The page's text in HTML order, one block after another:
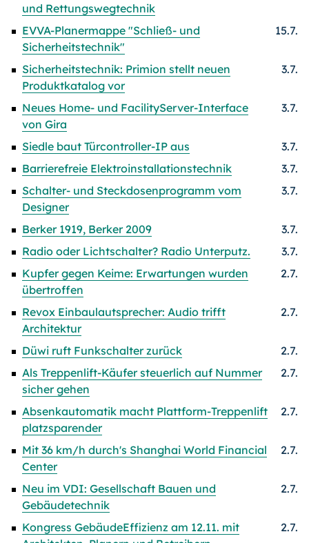
und Rettungswegtechnik
EVVA-Planermappe "Schließ- und
Sicherheitstechnik"
15.7.
Sicherheitstechnik: Primion stellt neuen
Produktkatalog vor
3.7.
Neues Home- und FacilityServer-Interface
von Gira
3.7.
Siedle baut Türcontroller-IP aus
3.7.
Barrierefreie Elektroinstallationstechnik
3.7.
Schalter- und Steckdosenprogramm vom
Designer
3.7.
Berker 1919, Berker 2009
3.7.
Radio oder Lichtschalter? Radio Unterputz.
3.7.
Kupfer gegen Keime: Erwartungen wurden
übertroffen
2.7.
Revox Einbaulautsprecher: Audio trifft
Architektur
2.7.
Düwi ruft Funkschalter zurück
2.7.
Als Treppenlift-Käufer steuerlich auf Nummer
sicher gehen
2.7.
Absenkautomatik macht Plattform-Treppenlift
platzsparender
2.7.
Mit 36 km/h durch's Shanghai World Financial
Center
2.7.
Neu im VDI: Gesellschaft Bauen und
Gebäudetechnik
2.7.
Kongress GebäudeEffizienz am 12.11. mit
2.7.